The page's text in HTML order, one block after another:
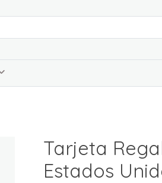
Tarjeta
Estados